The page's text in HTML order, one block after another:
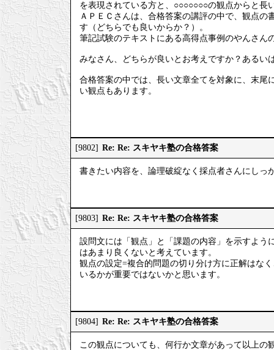
を表現されている方と、○○○○○○○の観点からと長
ＡＰＥＣさんは、合格答案の講評の中で、観点
す（どちらでも良いからか？）。
筆記試験のテキストにある高得点事例のやんさん
みなさん、どちらが良いとお考えですか？あるい
合格答案の中では、長い文章全てを対象に、末尾
い観点もあります。
[9802] Re: Re: スキヤキ塾の合格答案
書きたい内容を、論理破綻なく採点者さんにしっ
[9803] Re: Re: スキヤキ塾の合格答案
設問文には「観点」と「課題の内容」を示すよう
はあまり良くないと考えています。
観点の設定=複合的問題の切り分け方に正解はな
いるかが重要ではないかと思います。
[9804] Re: Re: スキヤキ塾の合格答案
この観点についても、何行か文章があって以上の